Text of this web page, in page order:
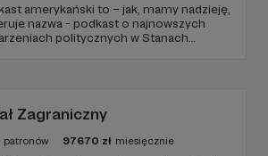
amerykański to – jak, mamy nadzieję,
nazwa - podkast o najnowszych
politycznych w Stanach
Zagraniczny
patronów 97670 zł miesięcznie